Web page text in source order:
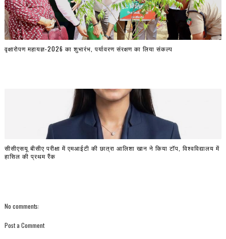
वृक्षारोपण महायज्ञ-2026 का शुभारंभ, पर्यावरण संरक्षण का लिया संकल्प
सीसीएसयू बीसीए परीक्षा में एमआईटी की छात्रा आलिशा खान ने किया टॉप, विश्वविद्यालय में
हासिल की प्रथम रैंक
No comments:
Post a Comment